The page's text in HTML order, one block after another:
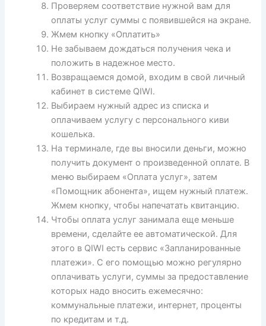
Проверяем соответствие нужной вам для
оплаты услуг суммы с появившейся на экране.
Жмем кнопку «Оплатить»
Не забываем дождаться получения чека и
положить в надежное место.
Возвращаемся домой, входим в свой личный
кабинет в системе QIWI.
Выбираем нужный адрес из списка и
оплачиваем услугу с персонального киви
кошелька.
На терминале, где вы вносили деньги, можно
получить документ о произведенной оплате. В
меню выбираем «Оплата услуг», затем
«Помощник абонента», ищем нужный платеж.
Жмем кнопку, чтобы напечатать квитанцию.
Чтобы оплата услуг занимала еще меньше
времени, сделайте ее автоматической. Для
этого в QIWI есть сервис «Запланированные
платежи». С его помощью можно регулярно
оплачивать услуги, суммы за предоставление
которых надо вносить ежемесячно:
коммунальные платежи, интернет, проценты
по кредитам и т.д.